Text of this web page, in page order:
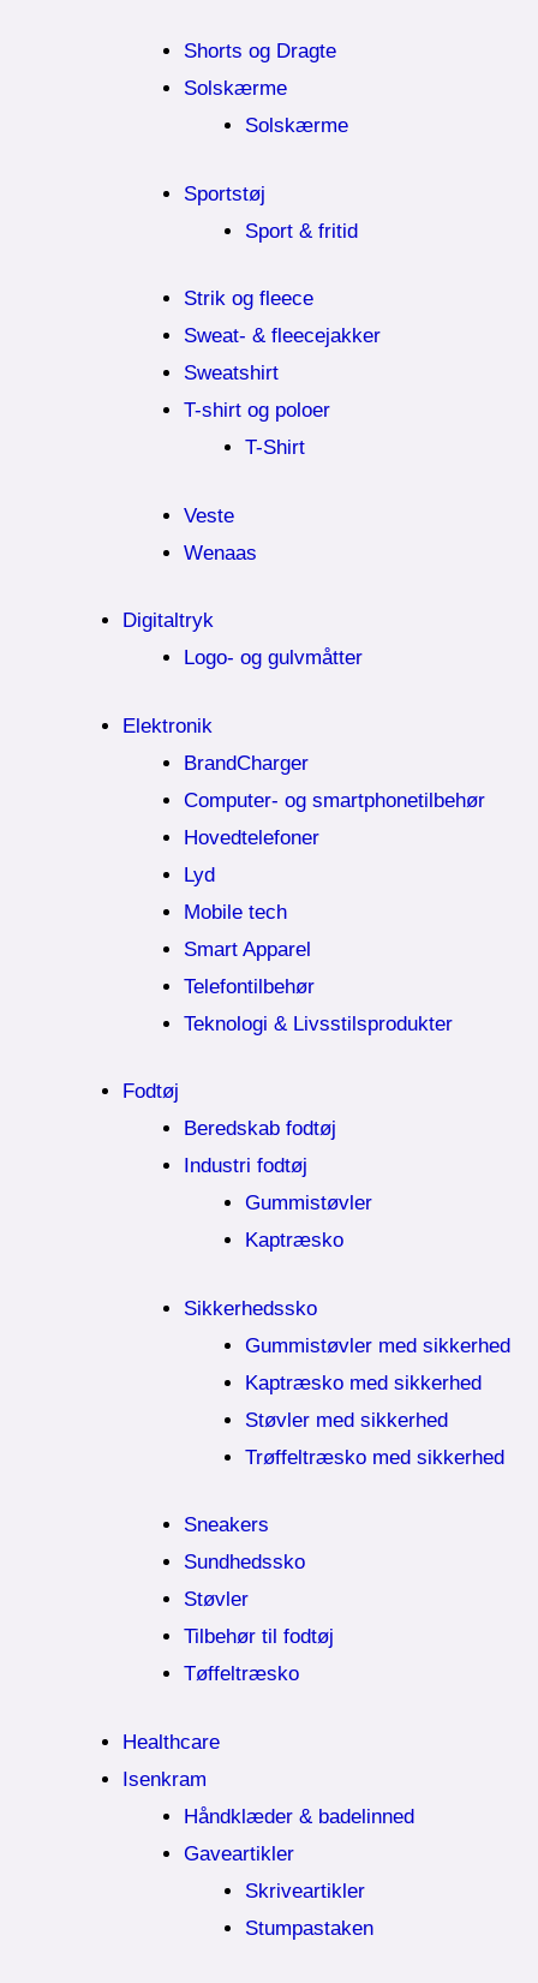
Shorts og Dragte
Solskærme
Solskærme
Sportstøj
Sport & fritid
Strik og fleece
Sweat- & fleecejakker
Sweatshirt
T-shirt og poloer
T-Shirt
Veste
Wenaas
Digitaltryk
Logo- og gulvmåtter
Elektronik
BrandCharger
Computer- og smartphonetilbehør
Hovedtelefoner
Lyd
Mobile tech
Smart Apparel
Telefontilbehør
Teknologi & Livsstilsprodukter
Fodtøj
Beredskab fodtøj
Industri fodtøj
Gummistøvler
Kaptræsko
Sikkerhedssko
Gummistøvler med sikkerhed
Kaptræsko med sikkerhed
Støvler med sikkerhed
Trøffeltræsko med sikkerhed
Sneakers
Sundhedssko
Støvler
Tilbehør til fodtøj
Tøffeltræsko
Healthcare
Isenkram
Håndklæder & badelinned
Gaveartikler
Skriveartikler
Stumpastaken